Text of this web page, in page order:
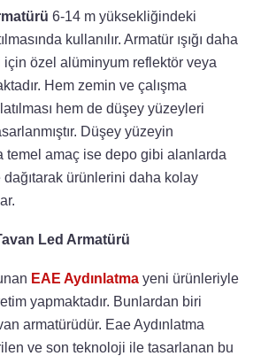
6-14 m yüksekliğindeki
kullanılır. Armatür ışığı daha
için özel alüminyum reflektör veya
Hem zemin ve çalışma
hem de düşey yüzeyleri
Düşey yüzeyin
temel amaç ise depo gibi alanlarda
dağıtarak ürünlerini daha kolay
Led Armatürü
EAE Aydınlatma yeni ürünleriyle
yapmaktadır. Bunlardan biri
armatürüdür. Eae Aydınlatma
ve son teknoloji ile tasarlanan bu